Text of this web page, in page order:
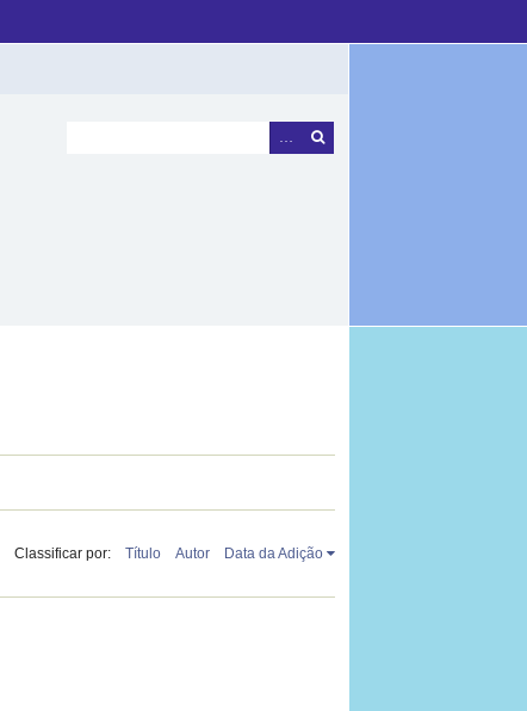
Classificar por: Título Autor Data da Adição